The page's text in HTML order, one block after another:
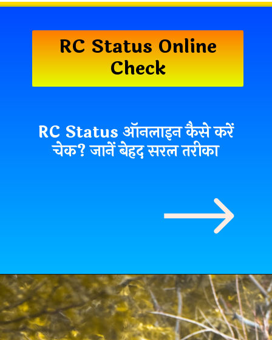
RC Status Online
Check
RC Status ऑनलाइन कैसे करें
चेक? जानें बेहद सरल तरीका